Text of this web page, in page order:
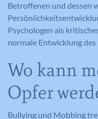
Betroffenen und dessen
Psychologen als
normale Entwicklung
Wo kann
Opfer
Bullying und Mobbing